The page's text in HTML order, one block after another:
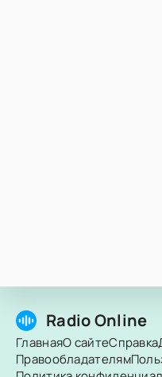
Radio Online
ГлавнаяО сайтеСправка
Правообладателям